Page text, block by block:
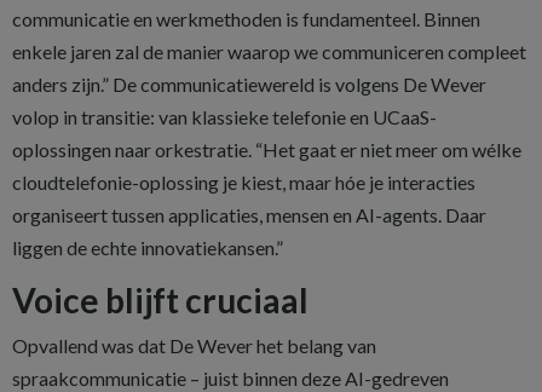
communicatie en werkmethoden is fundamenteel. Binnen
enkele jaren zal de manier waarop we communiceren compleet
anders zijn.” De communicatiewereld is volgens De Wever
volop in transitie: van klassieke telefonie en UCaaS-
oplossingen naar orkestratie. “Het gaat er niet meer om wélke
cloudtelefonie-oplossing je kiest, maar hóe je interacties
organiseert tussen applicaties, mensen en AI-agents. Daar
liggen de echte innovatiekansen.”
Voice blijft cruciaal
Opvallend was dat De Wever het belang van
spraakcommunicatie – juist binnen deze AI-gedreven